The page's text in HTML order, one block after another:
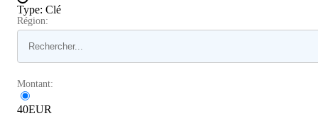
Type: Clé
Région:
Montant:
40EUR